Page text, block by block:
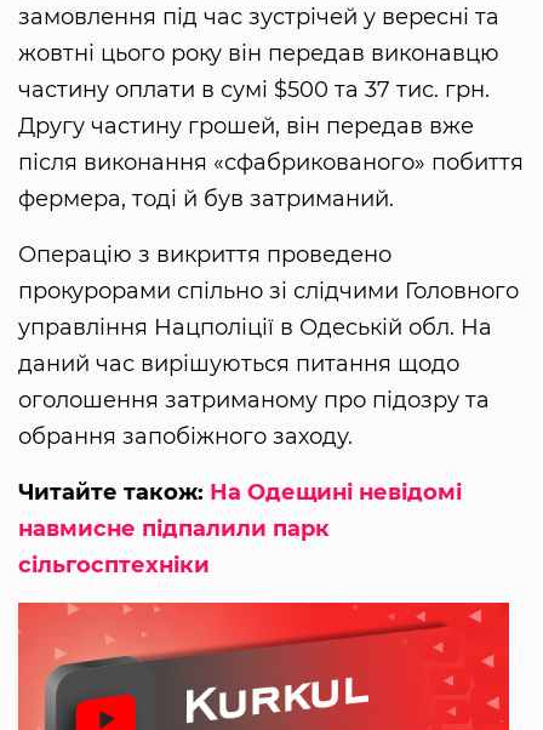
замовлення під час зустрічей у вересні та
жовтні цього року він передав виконавцю
частину оплати в сумі $500 та 37 тис. грн.
Другу частину грошей, він передав вже
після виконання «сфабрикованого» побиття
фермера, тоді й був затриманий.
Операцію з викриття проведено
прокурорами спільно зі слідчими Головного
управління Нацполіції в Одеській обл. На
даний час вирішуються питання щодо
оголошення затриманому про підозру та
обрання запобіжного заходу.
Читайте також: На Одещині невідомі
навмисне підпалили парк
сільгосптехніки